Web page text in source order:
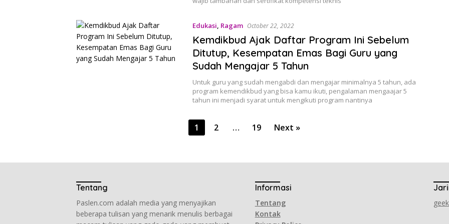
Edukasi, Ragam October 22, 2022
Kemdikbud Ajak Daftar Program Ini Sebelum
Ditutup, Kesempatan Emas Bagi Guru yang
Sudah Mengajar 5 Tahun
Untuk guru yang sudah mengabdi dan mengajar minimalnya 5 tahun, ada
program kemendikbud yang bisa kamu ikuti, pengalaman mengaajar 5
tahun ini menjadi syarat untuk mengikuti program nantinya
1 2 … 19 Next »
Tentang
Paslen.com adalah media yang menyajikan
beberapa tulisan yang menarik menulis berbagai
Informasi
Tentang
Kontak